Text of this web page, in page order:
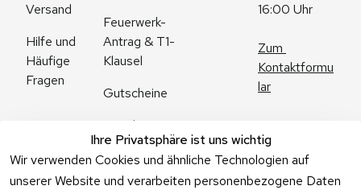
Ihre Privatsphäre ist uns wichtig
Wir verwenden Cookies und ähnliche Technologien auf
unserer Website und verarbeiten personenbezogene Daten
Versand
Hilfe und
Häufige
Fragen
Feuerwerk-
Antrag & T1-
Klausel
Gutscheine
Angebote
Feuerwerk
Online kaufen
16:00 Uhr
Zum
Kontaktformu
lar